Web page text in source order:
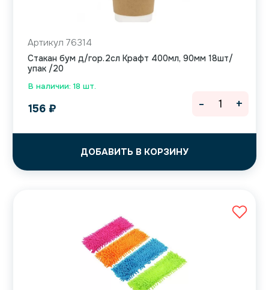
В наличии: 18 шт.
Артикул 76314
Стакан бум д/гор.2сл Крафт 400мл, 90мм 18шт/
упак /20
156 ₽
ДОБАВИТЬ В КОРЗИНУ
- +